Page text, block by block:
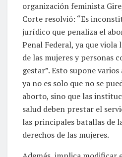
organización feminista
Corte resolvió: “Es
jurídico que penaliza el
Penal Federal, ya que viola
de las mujeres y personas
gestar”. Esto supone
ya no es solo que no se
aborto, sino que las
salud deben prestar el
las principales batallas de
derechos de las mujeres.